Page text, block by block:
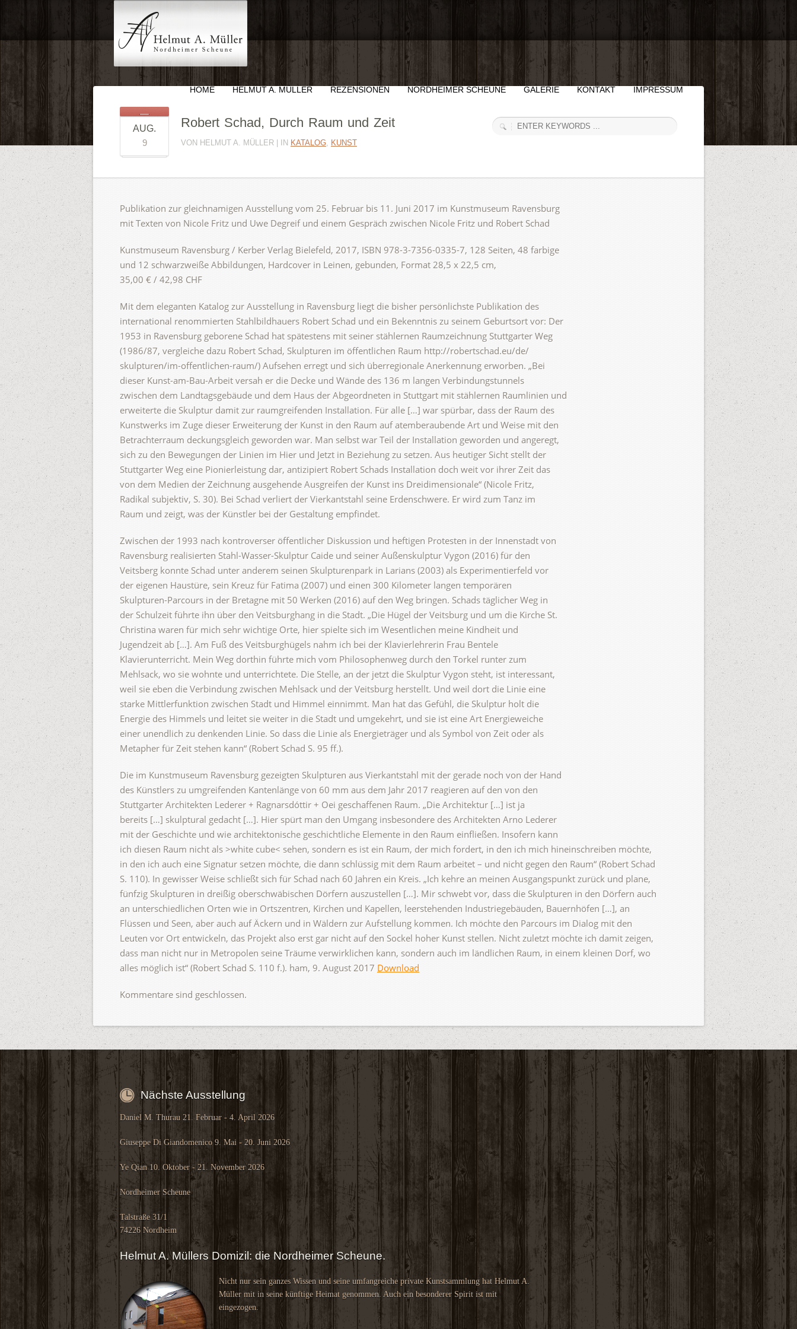
HOME HELMUT A. MÜLLER REZENSIONEN NORDHEIMER SCHEUNE GALERIE KONTAKT IMPRESSUM
AUG.
9
Robert Schad, Durch Raum und Zeit
VON HELMUT A. MÜLLER | IN KATALOG, KUNST
Publikation zur gleichnamigen Ausstellung vom 25. Februar bis 11. Juni 2017 im Kunstmuseum Ravensburg
mit Texten von Nicole Fritz und Uwe Degreif und einem Gespräch zwischen Nicole Fritz und Robert Schad
Kunstmuseum Ravensburg / Kerber Verlag Bielefeld, 2017, ISBN 978-3-7356-0335-7, 128 Seiten, 48 farbige
und 12 schwarzweiße Abbildungen, Hardcover in Leinen, gebunden, Format 28,5 x 22,5 cm,
35,00 € / 42,98 CHF
Mit dem eleganten Katalog zur Ausstellung in Ravensburg liegt die bisher persönlichste Publikation des
international renommierten Stahlbildhauers Robert Schad und ein Bekenntnis zu seinem Geburtsort vor: Der
1953 in Ravensburg geborene Schad hat spätestens mit seiner stählernen Raumzeichnung Stuttgarter Weg
(1986/87, vergleiche dazu Robert Schad, Skulpturen im öffentlichen Raum http://robertschad.eu/de/
skulpturen/im-offentlichen-raum/) Aufsehen erregt und sich überregionale Anerkennung erworben. „Bei
dieser Kunst-am-Bau-Arbeit versah er die Decke und Wände des 136 m langen Verbindungstunnels
zwischen dem Landtagsgebäude und dem Haus der Abgeordneten in Stuttgart mit stählernen Raumlinien und
erweiterte die Skulptur damit zur raumgreifenden Installation. Für alle […] war spürbar, dass der Raum des
Kunstwerks im Zuge dieser Erweiterung der Kunst in den Raum auf atemberaubende Art und Weise mit den
Betrachterraum deckungsgleich geworden war. Man selbst war Teil der Installation geworden und angeregt,
sich zu den Bewegungen der Linien im Hier und Jetzt in Beziehung zu setzen. Aus heutiger Sicht stellt der
Stuttgarter Weg eine Pionierleistung dar, antizipiert Robert Schads Installation doch weit vor ihrer Zeit das
von dem Medien der Zeichnung ausgehende Ausgreifen der Kunst ins Dreidimensionale“ (Nicole Fritz,
Radikal subjektiv, S. 30). Bei Schad verliert der Vierkantstahl seine Erdenschwere. Er wird zum Tanz im
Raum und zeigt, was der Künstler bei der Gestaltung empfindet.
Zwischen der 1993 nach kontroverser öffentlicher Diskussion und heftigen Protesten in der Innenstadt von
Ravensburg realisierten Stahl-Wasser-Skulptur Caide und seiner Außenskulptur Vygon (2016) für den
Veitsberg konnte Schad unter anderem seinen Skulpturenpark in Larians (2003) als Experimentierfeld vor
der eigenen Haustüre, sein Kreuz für Fatima (2007) und einen 300 Kilometer langen temporären
Skulpturen-Parcours in der Bretagne mit 50 Werken (2016) auf den Weg bringen. Schads täglicher Weg in
der Schulzeit führte ihn über den Veitsburghang in die Stadt. „Die Hügel der Veitsburg und um die Kirche St.
Christina waren für mich sehr wichtige Orte, hier spielte sich im Wesentlichen meine Kindheit und
Jugendzeit ab […]. Am Fuß des Veitsburghügels nahm ich bei der Klavierlehrerin Frau Bentele
Klavierunterricht. Mein Weg dorthin führte mich vom Philosophenweg durch den Torkel runter zum
Mehlsack, wo sie wohnte und unterrichtete. Die Stelle, an der jetzt die Skulptur Vygon steht, ist interessant,
weil sie eben die Verbindung zwischen Mehlsack und der Veitsburg herstellt. Und weil dort die Linie eine
starke Mittlerfunktion zwischen Stadt und Himmel einnimmt. Man hat das Gefühl, die Skulptur holt die
Energie des Himmels und leitet sie weiter in die Stadt und umgekehrt, und sie ist eine Art Energieweiche
einer unendlich zu denkenden Linie. So dass die Linie als Energieträger und als Symbol von Zeit oder als
Metapher für Zeit stehen kann“ (Robert Schad S. 95 ff.).
Die im Kunstmuseum Ravensburg gezeigten Skulpturen aus Vierkantstahl mit der gerade noch von der Hand
des Künstlers zu umgreifenden Kantenlänge von 60 mm aus dem Jahr 2017 reagieren auf den von den
Stuttgarter Architekten Lederer + Ragnarsdóttir + Oei geschaffenen Raum. „Die Architektur […] ist ja
bereits […] skulptural gedacht […]. Hier spürt man den Umgang insbesondere des Architekten Arno Lederer
mit der Geschichte und wie architektonische geschichtliche Elemente in den Raum einfließen. Insofern kann
ich diesen Raum nicht als >white cube< sehen, sondern es ist ein Raum, der mich fordert, in den ich mich hineinschreiben möchte,
in den ich auch eine Signatur setzen möchte, die dann schlüssig mit dem Raum arbeitet – und nicht gegen den Raum“ (Robert Schad
S. 110). In gewisser Weise schließt sich für Schad nach 60 Jahren ein Kreis. „Ich kehre an meinen Ausgangspunkt zurück und plane,
fünfzig Skulpturen in dreißig oberschwäbischen Dörfern auszustellen […]. Mir schwebt vor, dass die Skulpturen in den Dörfern auch
an unterschiedlichen Orten wie in Ortszentren, Kirchen und Kapellen, leerstehenden Industriegebäuden, Bauernhöfen […], an
Flüssen und Seen, aber auch auf Äckern und in Wäldern zur Aufstellung kommen. Ich möchte den Parcours im Dialog mit den
Leuten vor Ort entwickeln, das Projekt also erst gar nicht auf den Sockel hoher Kunst stellen. Nicht zuletzt möchte ich damit zeigen,
dass man nicht nur in Metropolen seine Träume verwirklichen kann, sondern auch im ländlichen Raum, in einem kleinen Dorf, wo
alles möglich ist“ (Robert Schad S. 110 f.). ham, 9. August 2017 Download
Kommentare sind geschlossen.
Nächste Ausstellung
Daniel M. Thurau 21. Februar - 4. April 2026
Giuseppe Di Giandomenico 9. Mai - 20. Juni 2026
Ye Qian 10. Oktober - 21. November 2026
Nordheimer Scheune
Talstraße 31/1
74226 Nordheim
Helmut A. Müllers Domizil: die Nordheimer Scheune.
Nicht nur sein ganzes Wissen und seine umfangreiche private Kunstsammlung hat Helmut A.
Müller mit in seine künftige Heimat genommen. Auch ein besonderer Spirit ist mit
eingezogen.